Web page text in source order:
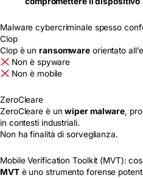
Malware cybercriminale spesso
Clop
Clop è un ransomware orientato
Non è spyware
Non è mobile
ZeroCleare
ZeroCleare è unwiper malware ,
in contesti industriali.
Non ha finalità di sorveglianza.
Mobile Verification Toolkit (MVT):
MVTè uno strumento forense